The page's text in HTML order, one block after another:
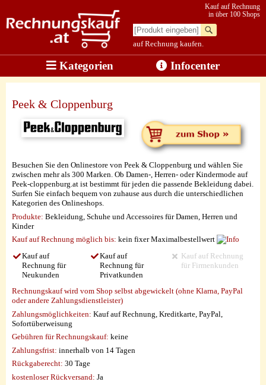
auf Rechnung kaufen.
Kauf auf Rechnung
in über 100 Shops
Kategorien Infocenter
Peek & Cloppenburg
Besuchen Sie den Onlinestore von Peek & Cloppenburg und wählen Sie
zwischen mehr als 300 Marken. Ob Damen-, Herren- oder Kindermode auf
Peek-cloppenburg.at ist bestimmt für jeden die passende Bekleidung dabei.
Surfen Sie einfach bequem von zuhause aus durch die unterschiedlichen
Kategorien des Onlineshops.
Produkte: Bekleidung, Schuhe und Accessoires für Damen, Herren und
Kinder
Kauf auf Rechnung möglich bis: kein fixer Maximalbestellwert
Kauf auf
Rechnung für
Neukunden
Kauf auf
Rechnung für
Privatkunden
Kauf auf Rechnung
für Firmenkunden
Rechnungskauf wird vom Shop selbst abgewickelt (ohne Klarna, PayPal
oder andere Zahlungsdienstleister)
Zahlungsmöglichkeiten: Kauf auf Rechnung, Kreditkarte, PayPal,
Sofortüberweisung
Gebühren für Rechnungskauf: keine
Zahlungsfrist: innerhalb von 14 Tagen
Rückgaberecht: 30 Tage
kostenloser Rückversand: Ja